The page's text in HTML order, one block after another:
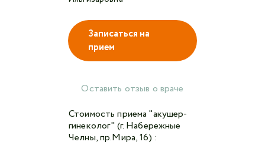
Записаться на
прием
Оставить отзыв о враче
Стоимость приема "акушер-
гинеколог" (г. Набережные
Челны, пр.Мира, 16) :
Авторизоваться в личном кабинете
Войти с VK ID